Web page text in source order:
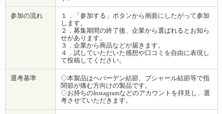
参加の流れ
１．「参加する」ボタンから画面にしたがって参加
します。
２．募集期間の終了後、企業から選ばれるとお知ら
せがあります。
３．企業から商品などが届きます。
４．試していただいた感想や口コミを自由に表現し
て投稿してください。
選考基準
◇本製品はヘバーデン結節、ブシャール結節等で指
関節が痛む方向けの製品です。
◇お持ちのInstagramなどのアカウントを拝見し、選
考させていただきます。